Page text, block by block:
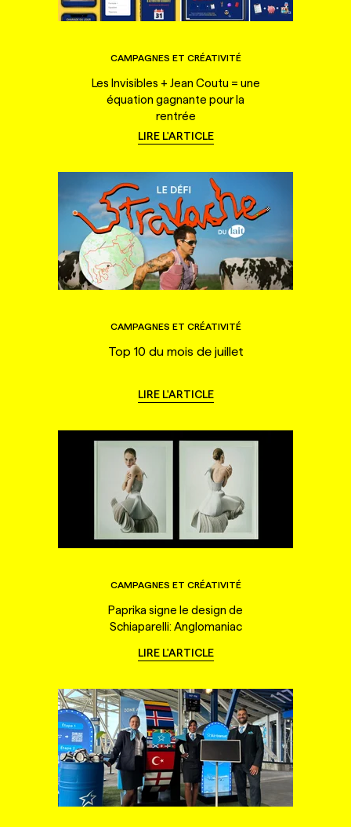
CAMPAGNES ET CRÉATIVITÉ
Les Invisibles + Jean Coutu = une
équation gagnante pour la
rentrée
LIRE L'ARTICLE
CAMPAGNES ET CRÉATIVITÉ
Top 10 du mois de juillet
LIRE L'ARTICLE
CAMPAGNES ET CRÉATIVITÉ
Paprika signe le design de
Schiaparelli: Anglomaniac
LIRE L'ARTICLE